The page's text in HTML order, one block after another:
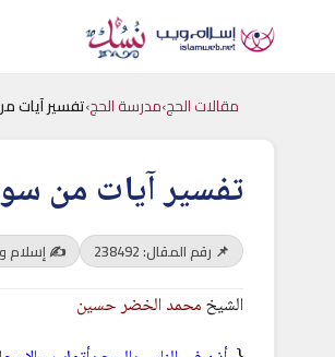
مقالات الحج›مدرسة الحج›تفسير آيات
تفسير آيات من
📌 رقم المقال: 238492 ✍️ إسلام
الشيخمحمد الخضر حسين